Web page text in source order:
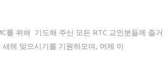
를 위해 기도해 주신 모든 RTC 교인분들께 즐거
해 맞으시기를 기원하오며, 어제 이